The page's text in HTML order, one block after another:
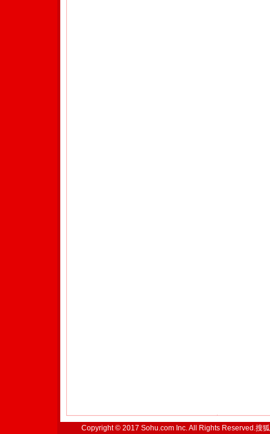
Copyright © 2017 Sohu.com Inc. All Rights Reserved.搜